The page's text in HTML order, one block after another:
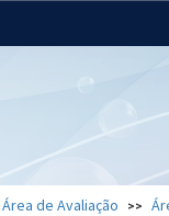
Regional
Área de Avaliação